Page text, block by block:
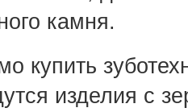
камня.
купить
изделия с